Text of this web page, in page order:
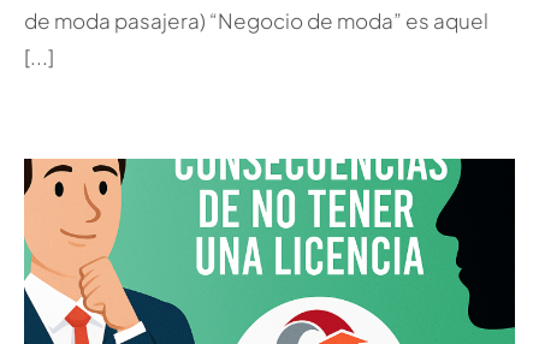
de moda pasajera) “Negocio de moda” es aquel
[...]